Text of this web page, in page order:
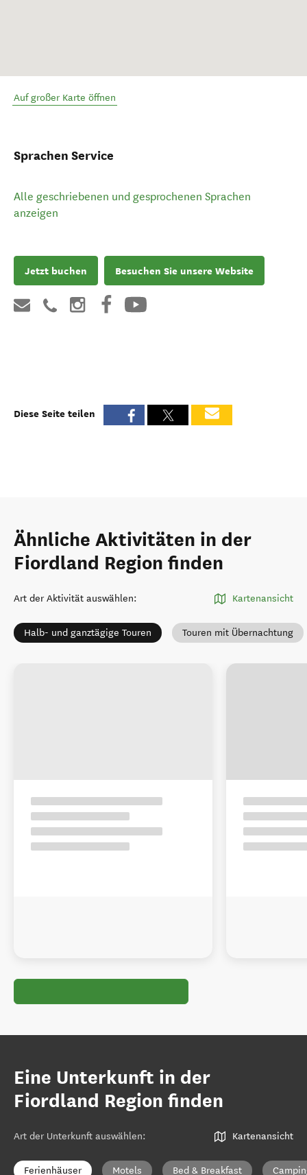
Auf großer Karte öffnen
Sprachen Service
Alle geschriebenen und gesprochenen Sprachen
anzeigen
Jetzt buchen Besuchen Sie unsere Website
Diese Seite teilen
Ähnliche Aktivitäten in der
Fiordland Region finden
Art der Aktivität auswählen: Kartenansicht
Halb- und ganztägige Touren Touren mit Übernachtung
Eine Unterkunft in der
Fiordland Region finden
Art der Unterkunft auswählen: Kartenansicht
Ferienhäuser Motels Bed & Breakfast